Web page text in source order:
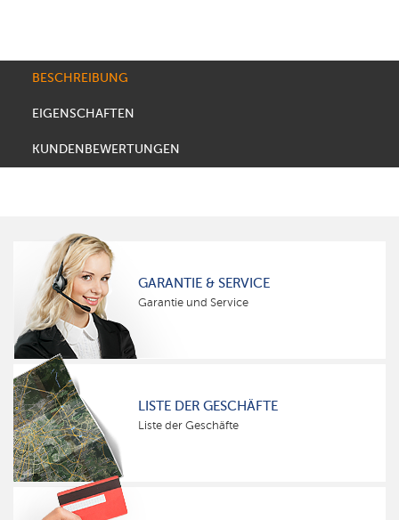
BESCHREIBUNG
EIGENSCHAFTEN
KUNDENBEWERTUNGEN
GARANTIE & SERVICE
Garantie und Service
LISTE DER GESCHÄFTE
Liste der Geschäfte